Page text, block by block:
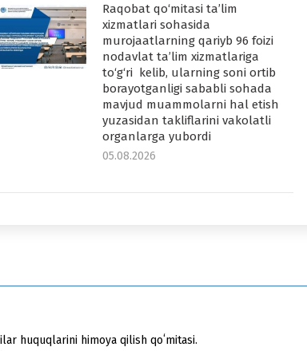
Raqobat qo‘mitasi ta’lim
xizmatlari sohasida
murojaatlarning qariyb 96 foizi
nodavlat ta’lim xizmatlariga
to‘g‘ri kelib, ularning soni ortib
borayotganligi sababli sohada
mavjud muammolarni hal etish
yuzasidan takliflarini vakolatli
organlarga yubordi
05.08.2026
huquqlarini himoya qilish qoʻmitasi.